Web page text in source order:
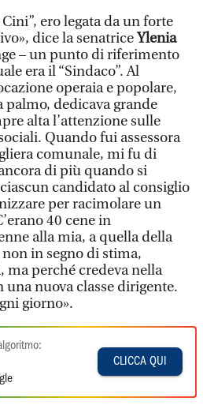
ero legata da un forte
dice la senatriceYlenia
– un punto di riferimento
era il “Sindaco”. Al
operaia e popolare,
palmo, dedicava grande
alta l’attenzione sulle
Quando fui assessora
comunale, mi fu di
di più quando si
candidato al consiglio
per racimolare un
40 cene in
alla mia, a quella della
in segno di stima,
ma perché credeva nella
nuova classe dirigente.
giorno».
CLICCA QUI